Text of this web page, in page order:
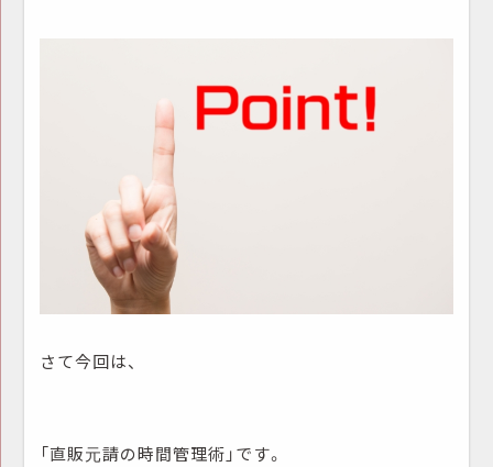
さて今回は、
「直販元請の時間管理術」です。